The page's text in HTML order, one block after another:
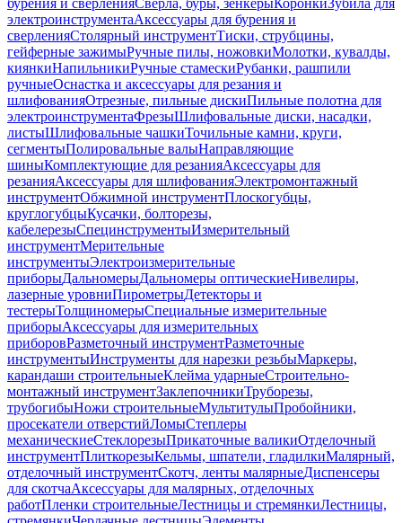
бурения и сверленияСверла, буры, зенкерыКоронкиЗубила для
электроинструментаАксессуары для бурения и
сверленияСтолярный инструментТиски, струбцины,
гейферные зажимыРучные пилы, ножовкиМолотки, кувалды,
киянкиНапильникиРучные стамескиРубанки, рашпили
ручныеОснастка и аксессуары для резания и
шлифованияОтрезные, пильные дискиПильные полотна для
электроинструментаФрезыШлифовальные диски, насадки,
листыШлифовальные чашкиТочильные камни, круги,
сегментыПолировальные валыНаправляющие
шиныКомплектующие для резанияАксессуары для
резанияАксессуары для шлифованияЭлектромонтажный
инструментОбжимной инструментПлоскогубцы,
круглогубцыКусачки, болторезы,
кабелерезыСпецинструментыИзмерительный
инструментМерительные
инструментыЭлектроизмерительные
приборыДальномерыДальномеры оптическиеНивелиры,
лазерные уровниПирометрыДетекторы и
тестерыТолщиномерыСпециальные измерительные
приборыАксессуары для измерительных
приборовРазметочный инструментРазметочные
инструментыИнструменты для нарезки резьбыМаркеры,
карандаши строительныеКлейма ударныеСтроительно-
монтажный инструментЗаклепочникиТруборезы,
трубогибыНожи строительныеМультитулыПробойники,
просекатели отверстийЛомыСтеплеры
механическиеСтеклорезыПрикаточные валикиОтделочный
инструментПлиткорезыКельмы, шпатели, гладилкиМалярный,
отделочный инструментСкотч, ленты малярныеДиспенсеры
для скотчаАксессуары для малярных, отделочных
работПленки строительныеЛестницы и стремянкиЛестницы,